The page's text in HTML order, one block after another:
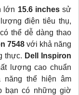
lớn 15.6 inchessử
điện tiêu thụ,
thể dễ dàng thao
7548 với khả năng
thực. Dell Inspiron
lượng cao chuẩn
năng thể hiện âm
bạn có những giờ